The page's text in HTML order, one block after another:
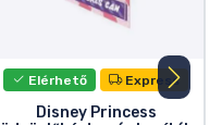
Elérhető Express
Disney Princess